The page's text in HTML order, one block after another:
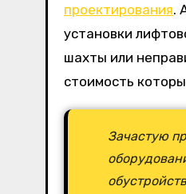
проектирования.
установки
шахты или
стоимость
Зачастую